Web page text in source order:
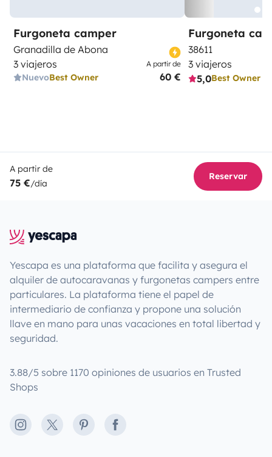
Furgoneta camper
Granadilla de Abona
3 viajeros
NuevoBest Owner
A partir de
60 €
Furgoneta
38611
3 viajeros
5,0Best Owner
A partir de
75 €/día
Reservar
Yescapa es una plataforma que facilita y asegura el
alquiler de autocaravanas y furgonetas campers entre
particulares. La plataforma tiene el papel de
intermediario de confianza y propone una solución
llave en mano para unas vacaciones en total libertad y
seguridad.
3.88/5 sobre 1170 opiniones de usuarios en Trusted
Shops
Instagram
X PinterestFacebook